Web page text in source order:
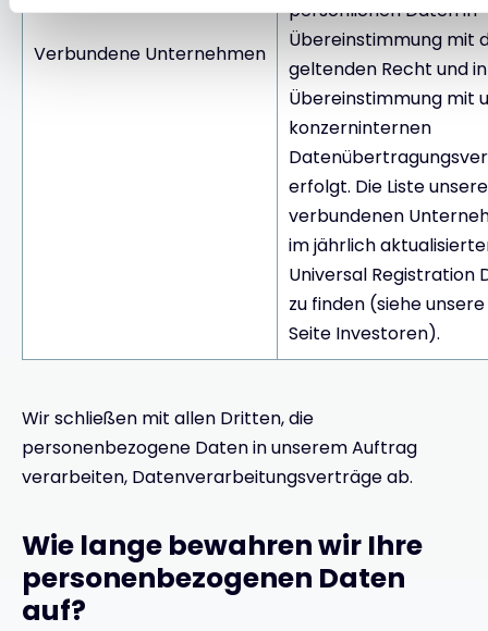
Verbundene Unternehmen
persönlichen Daten in
Übereinstimmung mit
geltenden Recht und in
Übereinstimmung mit
konzerninternen
erfolgt. Die Liste
verbundenen
im jährlich
Universal Registration
zu finden (siehe
Seite Investoren).
Wir schließen mit allen Dritten, die
personenbezogene Daten in unserem Auftrag
verarbeiten, Datenverarbeitungsverträge ab.
Wie lange bewahren wir Ihre
personenbezogenen Daten
auf?